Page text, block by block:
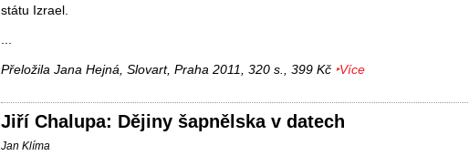
státu Izrael.
...
Přeložila Jana Hejná, Slovart, Praha 2011, 320 s., 399 Kč ‣Více
Jiří Chalupa: Dějiny šapnělska v datech
Jan Klíma